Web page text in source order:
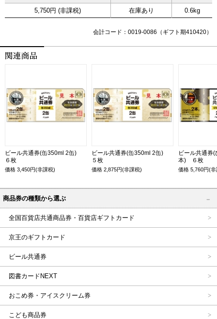
5,750円 (非課税)
在庫あり 0.6kg
会計コード：0019-0086（ギフト期410420）
ビール共通券(缶350ml 2缶)
６枚
価格 3,450円(非課税)
ビール共通券(缶350ml 2缶)
５枚
価格2,875円(非課税)
ビール共通券
本) ６枚
価格5,760円(
商品券の種類から選ぶ
全国百貨店共通商品券・百貨店ギフトカード
京王のギフトカード
ビール共通券
図書カードNEXT
おこめ券・アイスクリーム券
こども商品券